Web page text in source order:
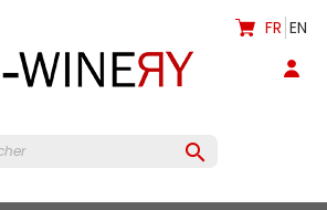
FR EN
